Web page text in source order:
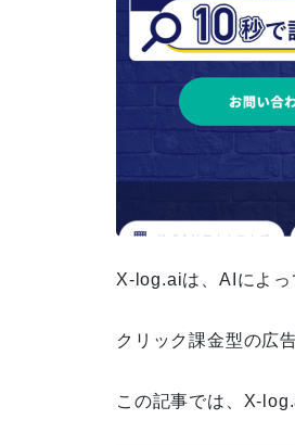
【
た
X-log.aiは、AIによっ
クリック課金型の広
この記事では、X-